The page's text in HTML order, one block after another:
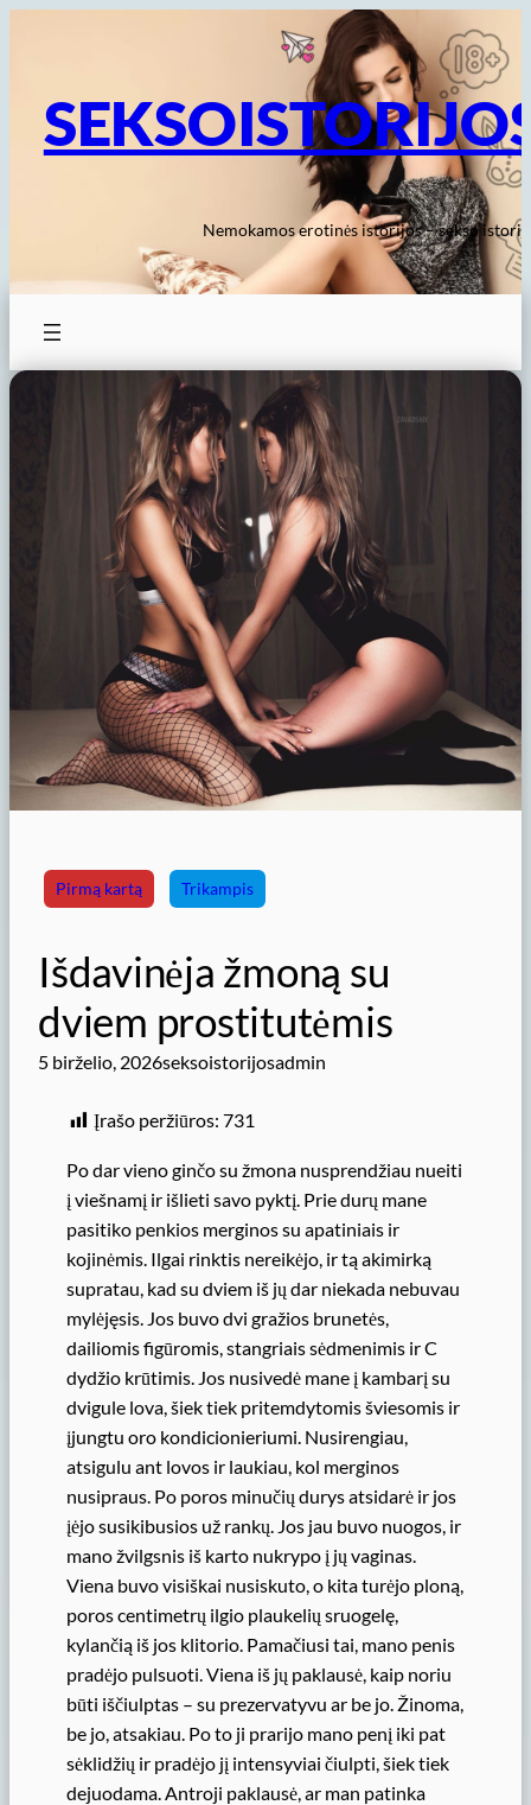
Nemokamos erotinės istorijos – sekso
Pirmą kartą Trikampis
Išdavinėja žmoną su
dviem prostitutėmis
5 birželio, 2026seksoistorijosadmin
Įrašo peržiūros: 731
Po dar vieno ginčo su žmona nusprendžiau nueiti
į viešnamį ir išlieti savo pyktį. Prie durų mane
pasitiko penkios merginos su apatiniais ir
kojinėmis. Ilgai rinktis nereikėjo, ir tą akimirką
supratau, kad su dviem iš jų dar niekada nebuvau
mylėjęsis. Jos buvo dvi gražios brunetės,
dailiomis figūromis, stangriais sėdmenimis ir C
dydžio krūtimis. Jos nusivedė mane į kambarį su
dvigule lova, šiek tiek pritemdytomis šviesomis ir
įjungtu oro kondicionieriumi. Nusirengiau,
atsigulu ant lovos ir laukiau, kol merginos
nusipraus. Po poros minučių durys atsidarė ir jos
įėjo susikibusios už rankų. Jos jau buvo nuogos, ir
mano žvilgsnis iš karto nukrypo į jų vaginas.
Viena buvo visiškai nusiskuto, o kita turėjo ploną,
poros centimetrų ilgio plaukelių sruogelę,
kylančią iš jos klitorio. Pamačiusi tai, mano penis
pradėjo pulsuoti. Viena iš jų paklausė, kaip noriu
būti iščiulptas – su prezervatyvu ar be jo. Žinoma,
be jo, atsakiau. Po to ji prarijo mano penį iki pat
sėklidžių ir pradėjo jį intensyviai čiulpti, šiek tiek
dejuodama. Antroji paklausė, ar man patinka